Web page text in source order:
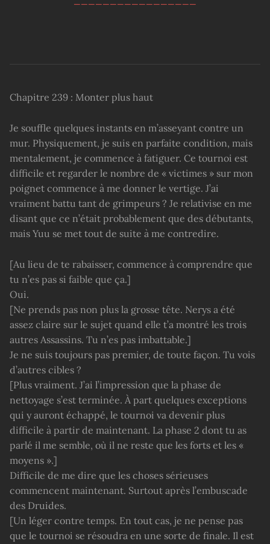
Chapitre 239 : Monter plus haut
Je souffle quelques instants en m’asseyant contre un
mur. Physiquement, je suis en parfaite condition, mais
mentalement, je commence à fatiguer. Ce tournoi est
difficile et regarder le nombre de « victimes » sur mon
poignet commence à me donner le vertige. J’ai
vraiment battu tant de grimpeurs ? Je relativise en me
disant que ce n’était probablement que des débutants,
mais Yuu se met tout de suite à me contredire.
[Au lieu de te rabaisser, commence à comprendre que
tu n’es pas si faible que ça.]
Oui.
[Ne prends pas non plus la grosse tête. Nerys a été
assez claire sur le sujet quand elle t’a montré les trois
autres Assassins. Tu n’es pas imbattable.]
Je ne suis toujours pas premier, de toute façon. Tu vois
d’autres cibles ?
[Plus vraiment. J’ai l’impression que la phase de
nettoyage s’est terminée. À part quelques exceptions
qui y auront échappé, le tournoi va devenir plus
difficile à partir de maintenant. La phase 2 dont tu as
parlé il me semble, où il ne reste que les forts et les «
moyens ».]
Difficile de me dire que les choses sérieuses
commencent maintenant. Surtout après l’embuscade
des Druides.
[Un léger contre temps. En tout cas, je ne pense pas
que le tournoi se résoudra en une sorte de finale. Il est